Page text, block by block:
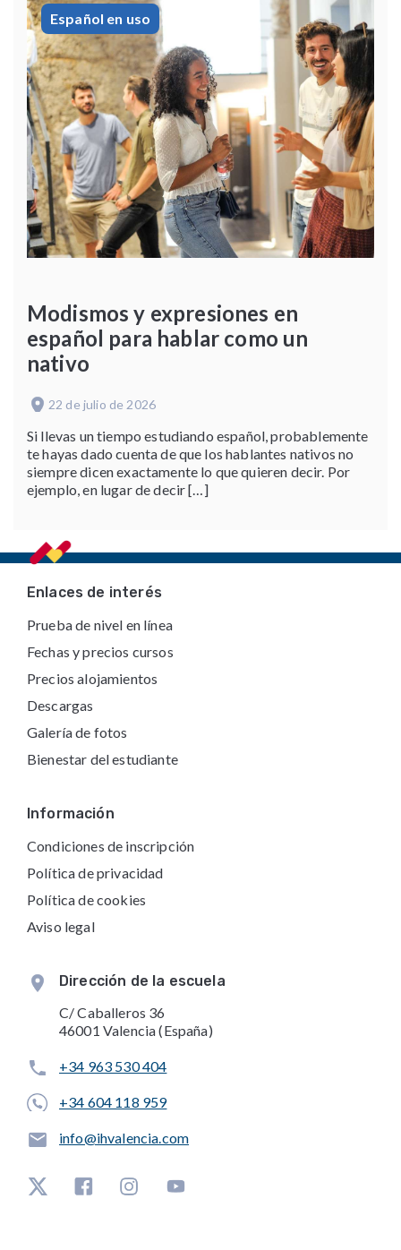
Español en uso
Modismos y expresiones en
español para hablar como un
nativo
22 de julio de 2026
Si llevas un tiempo estudiando español, probablemente
te hayas dado cuenta de que los hablantes nativos no
siempre dicen exactamente lo que quieren decir. Por
ejemplo, en lugar de decir […]
FooterEnlaces de interés
Prueba de nivel en línea
Fechas y precios cursos
Precios alojamientos
Descargas
Galería de fotos
Bienestar del estudiante
Información
Condiciones de inscripción
Política de privacidad
Política de cookies
Aviso legal
Dirección de la escuela
C/ Caballeros 36
46001 Valencia (España)
+34 963 530 404
+34 604 118 959
info@ihvalencia.com